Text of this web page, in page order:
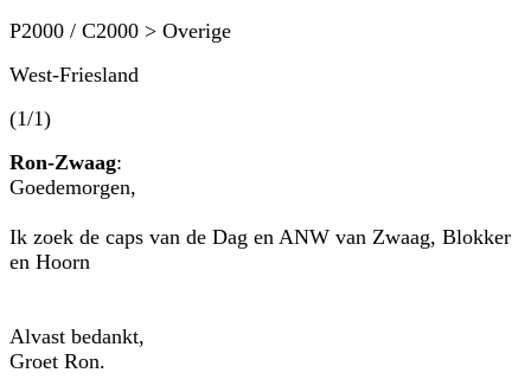
P2000 / C2000 > Overige
West-Friesland
(1/1)
Ron-Zwaag:
Goedemorgen,
Ik zoek de caps van de Dag en ANW van Zwaag, Blokker
en Hoorn
Alvast bedankt,
Groet Ron.